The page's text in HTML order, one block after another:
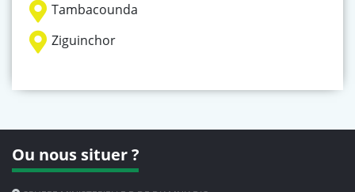
Tambacounda
Ziguinchor
Ou nous situer ?